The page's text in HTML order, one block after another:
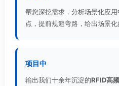
帮您深挖需求，分析场景化应
点，提前规避弯路，给出场景化
项目中
输出我们十余年沉淀的RFID高